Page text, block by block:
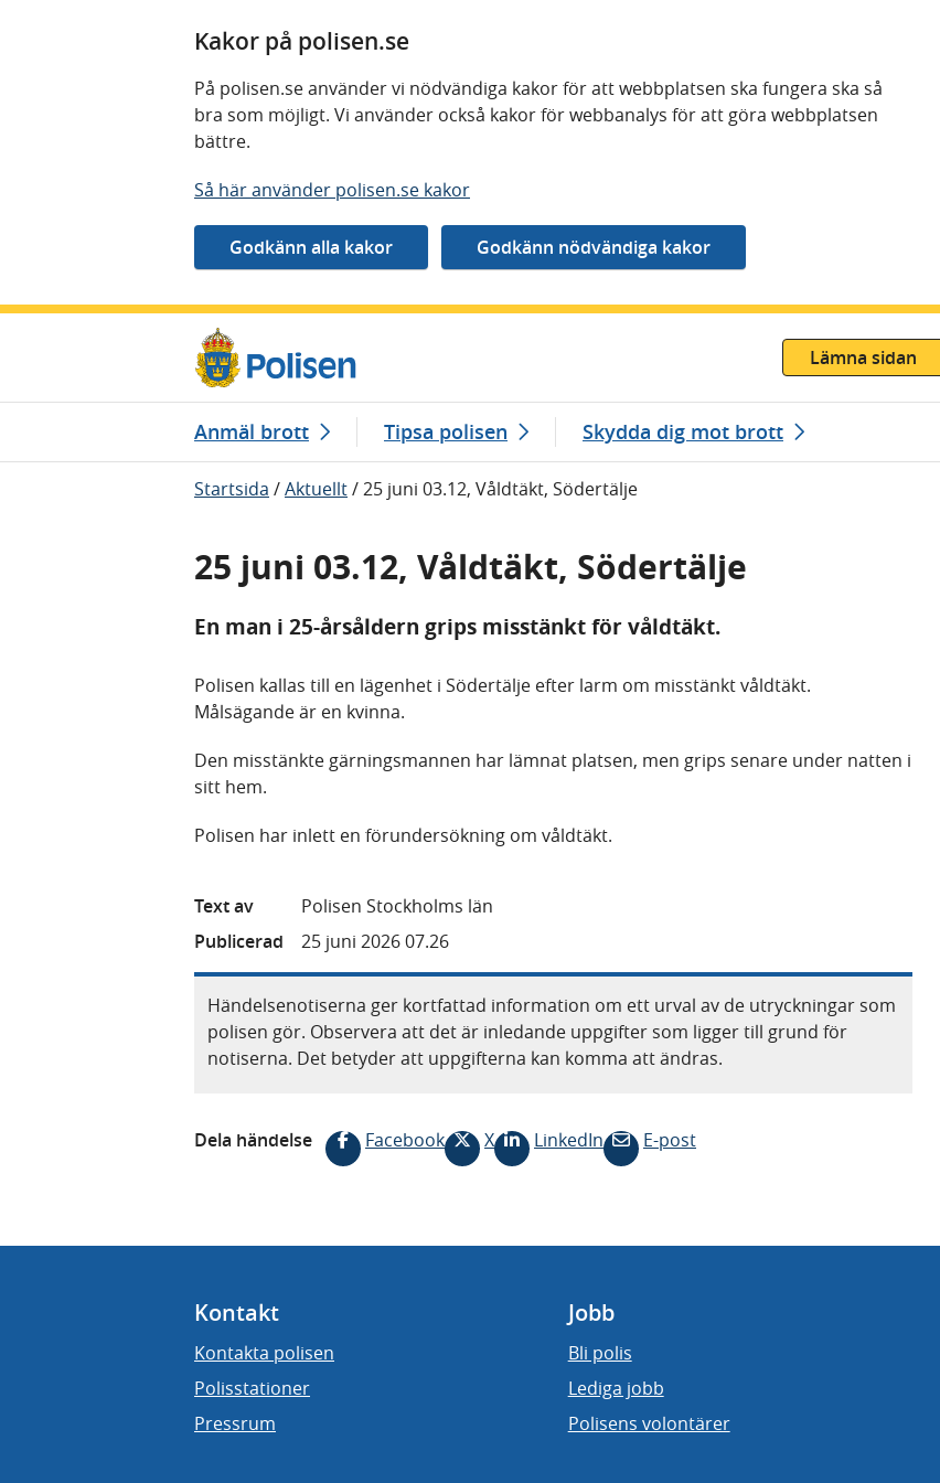
Kakor på polisen.se
På polisen.se använder vi nödvändiga kakor för att webbplatsen ska fungera ska så
bra som möjligt. Vi använder också kakor för webbanalys för att göra webbplatsen
bättre.
Så här använder polisen.se kakor
Lämna sidan
Anmäl brott Tipsa polisen Skydda dig mot brott
Startsida /Aktuellt/25 juni 03.12, Våldtäkt, Södertälje
25 juni 03.12, Våldtäkt, Södertälje
En man i 25-årsåldern grips misstänkt för våldtäkt.
Polisen kallas till en lägenhet i Södertälje efter larm om misstänkt våldtäkt.
Målsägande är en kvinna.
Den misstänkte gärningsmannen har lämnat platsen, men grips senare under natten i
sitt hem.
Polisen har inlett en förundersökning om våldtäkt.
Text av
Polisen Stockholms län
Publicerad
25 juni 2026 07.26
Händelsenotiserna ger kortfattad information om ett urval av de utryckningar som
polisen gör. Observera att det är inledande uppgifter som ligger till grund för
notiserna. Det betyder att uppgifterna kan komma att ändras.
Dela händelse Facebook X LinkedIn E-post
Kontakt
Kontakta polisen
Polisstationer
Pressrum
Jobb
Bli polis
Lediga jobb
Polisens volontärer